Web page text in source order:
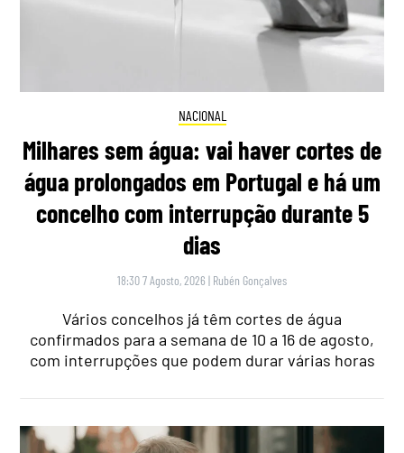
NACIONAL
Milhares sem água: vai haver cortes de
água prolongados em Portugal e há um
concelho com interrupção durante 5
dias
18:30 7 Agosto, 2026 | Rubén Gonçalves
Vários concelhos já têm cortes de água
confirmados para a semana de 10 a 16 de agosto,
com interrupções que podem durar várias horas